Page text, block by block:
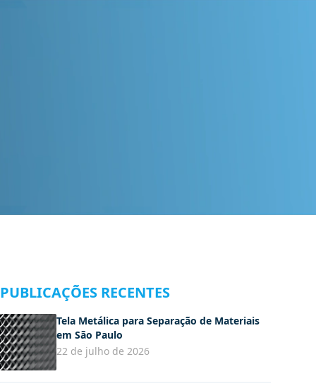
PUBLICAÇÕES RECENTES
Tela Metálica para Separação de Materiais
em São Paulo
22 de julho de 2026